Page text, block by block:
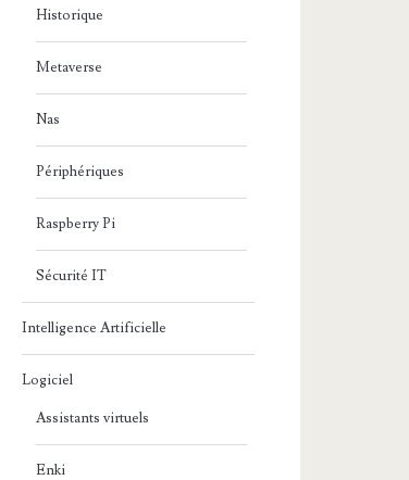
Historique
Metaverse
Nas
Périphériques
Raspberry Pi
Sécurité IT
Intelligence Artificielle
Logiciel
Assistants virtuels
Enki